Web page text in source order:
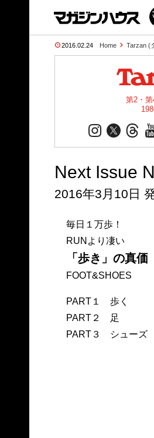
2016.02.24 Home Tarzan (
第2・
Next Issue
2016年3月10日
毎日１万歩！
RUNより凄い
「歩き」の真価
FOOT&SHOES
PART１ 歩く カ
PART２ 足 疲れ
PART３ シューズ